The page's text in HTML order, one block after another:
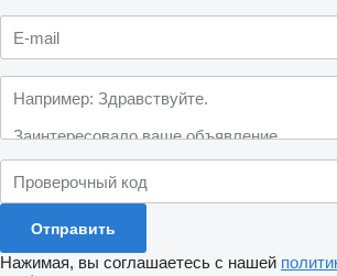
Нажимая, вы соглашаетесь с нашей